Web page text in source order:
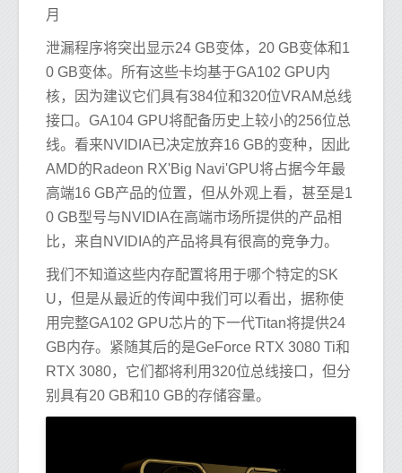
月
泄漏程序将突出显示24 GB变体，20 GB变体和1
0 GB变体。所有这些卡均基于GA102 GPU内
核，因为建议它们具有384位和320位VRAM总线
接口。GA104 GPU将配备历史上较小的256位总
线。看来NVIDIA已决定放弃16 GB的变种，因此
AMD的Radeon RX'Big Navi'GPU将占据今年最
高端16 GB产品的位置，但从外观上看，甚至是1
0 GB型号与NVIDIA在高端市场所提供的产品相
比，来自NVIDIA的产品将具有很高的竞争力。
我们不知道这些内存配置将用于哪个特定的SK
U，但是从最近的传闻中我们可以看出，据称使
用完整GA102 GPU芯片的下一代Titan将提供24
GB内存。紧随其后的是GeForce RTX 3080 Ti和
RTX 3080，它们都将利用320位总线接口，但分
别具有20 GB和10 GB的存储容量。